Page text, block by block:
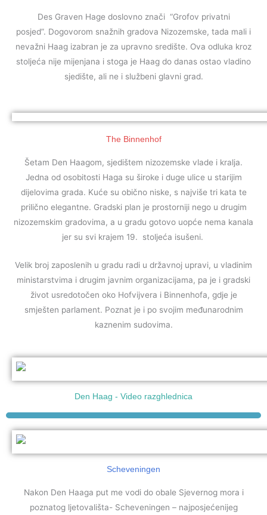
Des Graven Hage doslovno znači “Grofov privatni
posjed”. Dogovorom snažnih gradova Nizozemske, tada mali i
nevažni Haag izabran je za upravno središte. Ova odluka kroz
stoljeća nije mijenjana i stoga je Haag do danas ostao vladino
sjedište, ali ne i službeni glavni grad.
The Binnenhof
Šetam Den Haagom, sjedištem nizozemske vlade i kralja.
Jedna od osobitosti Haga su široke i duge ulice u starijim
dijelovima grada. Kuće su obično niske, s najviše tri kata te
prilično elegantne. Gradski plan je prostorniji nego u drugim
nizozemskim gradovima, a u gradu gotovo uopće nema kanala
jer su svi krajem 19. stoljeća isušeni.
Velik broj zaposlenih u gradu radi u državnoj upravi, u vladinim
ministarstvima i drugim javnim organizacijama, pa je i gradski
život usredotočen oko Hofvijvera i Binnenhofa, gdje je
smješten parlament. Poznat je i po svojim međunarodnim
kaznenim sudovima.
Den Haag - Video razghlednica
Scheveningen
Nakon Den Haaga put me vodi do obale Sjevernog mora i
poznatog ljetovališta- Scheveningen – najposjećenijeg